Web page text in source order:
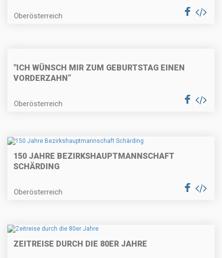
Oberösterreich
"ICH WÜNSCH MIR ZUM GEBURTSTAG EINEN
VORDERZAHN”
Oberösterreich
150 JAHRE BEZIRKSHAUPTMANNSCHAFT
SCHÄRDING
Oberösterreich
ZEITREISE DURCH DIE 80ER JAHRE